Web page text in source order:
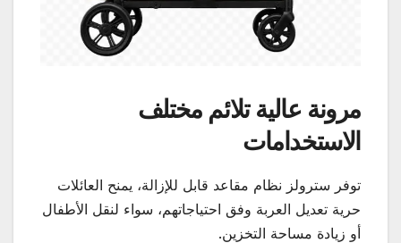
مرونة عالية تلائم مختلف
الاستخدامات
توفر سترولز نظام مقاعد قابل للإزالة، يمنح العائلات
حرية تعديل العربة وفق احتياجاتهم، سواء لنقل الأطفال
أو زيادة مساحة التخزين.